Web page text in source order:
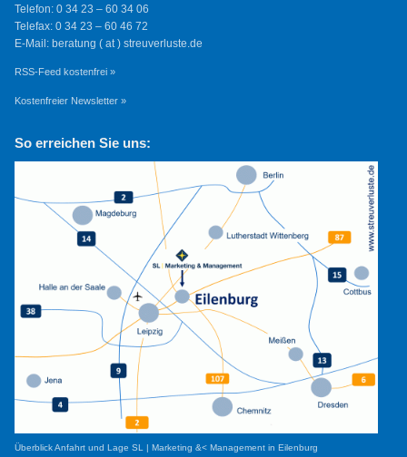
Telefon: 0 34 23 – 60 34 06
Telefax: 0 34 23 – 60 46 72
E-Mail: beratung ( at ) streuverluste.de
RSS-Feed kostenfrei »
Kostenfreier Newsletter »
So erreichen Sie uns:
Überblick Anfahrt und Lage SL | Marketing &< Management in Eilenburg